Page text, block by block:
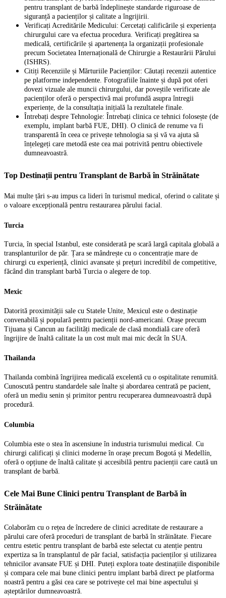
pentru transplant de barbă îndeplinește standarde riguroase de
siguranță a pacienților și calitate a îngrijirii.
Verificați Acreditările Medicului: Cercetați calificările și experiența
chirurgului care va efectua procedura. Verificați pregătirea sa
medicală, certificările și apartenența la organizații profesionale
precum Societatea Internațională de Chirurgie a Restaurării Părului
(ISHRS).
Citiți Recenziile și Mărturiile Pacienților: Căutați recenzii autentice
pe platforme independente. Fotografiile înainte și după pot oferi
dovezi vizuale ale muncii chirurgului, dar poveștile verificate ale
pacienților oferă o perspectivă mai profundă asupra întregii
experiențe, de la consultația inițială la rezultatele finale.
Întrebați despre Tehnologie: Întrebați clinica ce tehnici folosește (de
exemplu, implant barbă FUE, DHI). O clinică de renume va fi
transparentă în ceea ce privește tehnologia sa și vă va ajuta să
înțelegeți care metodă este cea mai potrivită pentru obiectivele
dumneavoastră.
Top Destinații pentru Transplant de Barbă în Străinătate
Mai multe țări s-au impus ca lideri în turismul medical, oferind o calitate și
o valoare excepțională pentru restaurarea părului facial.
Turcia
Turcia, în special Istanbul, este considerată pe scară largă capitala globală a
transplanturilor de păr. Țara se mândrește cu o concentrație mare de
chirurgi cu experiență, clinici avansate și prețuri incredibil de competitive,
făcând din transplant barbă Turcia o alegere de top.
Mexic
Datorită proximității sale cu Statele Unite, Mexicul este o destinație
convenabilă și populară pentru pacienții nord-americani. Orașe precum
Tijuana și Cancun au facilități medicale de clasă mondială care oferă
îngrijire de înaltă calitate la un cost mult mai mic decât în SUA.
Thailanda
Thailanda combină îngrijirea medicală excelentă cu o ospitalitate renumită.
Cunoscută pentru standardele sale înalte și abordarea centrată pe pacient,
oferă un mediu senin și primitor pentru recuperarea dumneavoastră după
procedură.
Columbia
Columbia este o stea în ascensiune în industria turismului medical. Cu
chirurgi calificați și clinici moderne în orașe precum Bogotá și Medellín,
oferă o opțiune de înaltă calitate și accesibilă pentru pacienții care caută un
transplant de barbă.
Cele Mai Bune Clinici pentru Transplant de Barbă în
Străinătate
Colaborăm cu o rețea de încredere de clinici acreditate de restaurare a
părului care oferă proceduri de transplant de barbă în străinătate. Fiecare
centru estetic pentru transplant de barbă este selectat cu atenție pentru
expertiza sa în transplantul de păr facial, satisfacția pacienților și utilizarea
tehnicilor avansate FUE și DHI. Puteți explora toate destinațiile disponibile
și compara cele mai bune clinici pentru implant barbă direct pe platforma
noastră pentru a găsi cea care se potrivește cel mai bine aspectului și
așteptărilor dumneavoastră.